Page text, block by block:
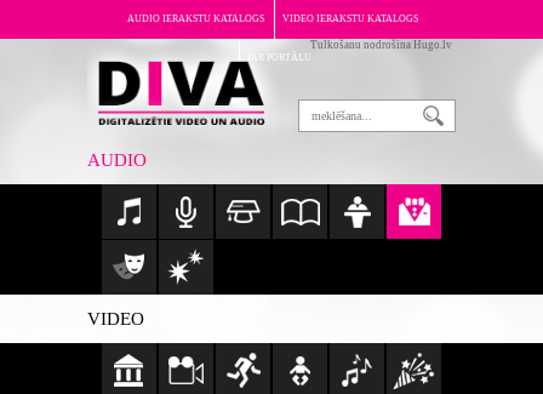
AUDIO IERAKSTU KATALOGS VIDEO IERAKSTU KATALOGS
PAR PORTĀLU
Tulkošanu nodrošina Hugo.lv
AUDIO
VIDEO